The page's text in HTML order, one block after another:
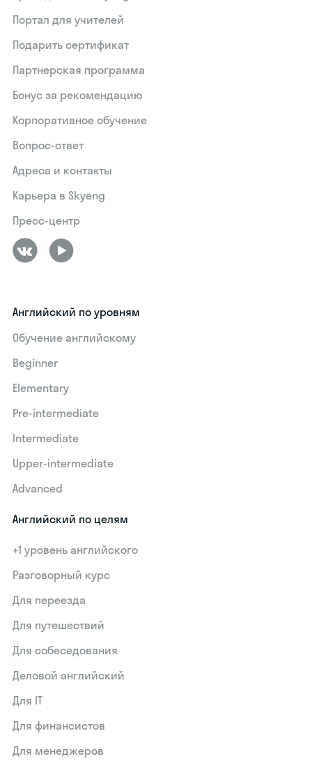
Портал для учителей
Подарить сертификат
Партнерская программа
Бонус за рекомендацию
Корпоративное обучение
Вопрос-ответ
Адреса и контакты
Карьера в Skyeng
Пресс-центр
Английский по уровням
Обучение английскому
Beginner
Elementary
Pre-intermediate
Intermediate
Upper-intermediate
Advanced
Английский по целям
+1 уровень английского
Разговорный курс
Для переезда
Для путешествий
Для собеседования
Деловой английский
Для IT
Для финансистов
Для менеджеров